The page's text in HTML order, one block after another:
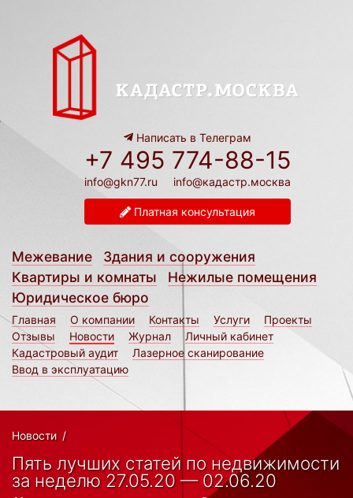
Написать в Телеграм
+7 495 774-88-15
info@gkn77.ru info@кадастр.москва
Платная консультация
Межевание
Здания и сооружения
Квартиры и комнаты
Нежилые помещения
Юридическое бюро
Главная О компании Контакты Услуги
Проекты
Отзывы
Новости Журнал
Личный кабинет
Кадастровый аудит
Лазерное сканирование
Ввод в эксплуатацию
Новости /
Пять лучших статей по недвижимости
за неделю 27.05.20 — 02.06.20